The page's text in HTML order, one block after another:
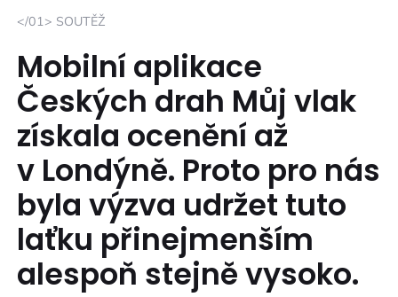
</01> SOUTĚŽ
Mobilní aplikace
Českých drah Můj vlak
získala ocenění až
v Londýně. Proto pro nás
byla výzva udržet tuto
laťku přinejmenším
alespoň stejně vysoko.